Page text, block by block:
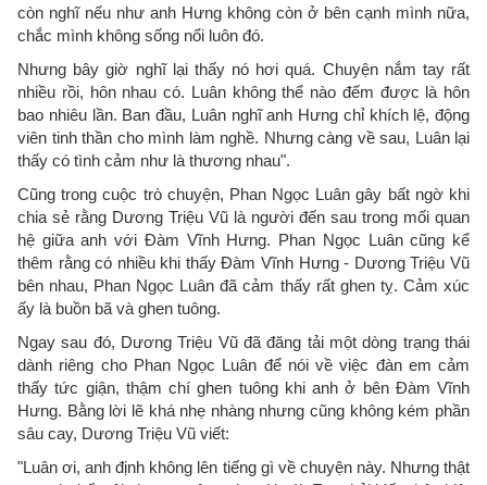
còn nghĩ nếu như anh Hưng không còn ở bên cạnh mình nữa,
chắc mình không sống nổi luôn đó.
Nhưng bây giờ nghĩ lại thấy nó hơi quá. Chuyện nắm tay rất
nhiều rồi, hôn nhau có. Luân không thể nào đếm được là hôn
bao nhiêu lần. Ban đầu, Luân nghĩ anh Hưng chỉ khích lệ, động
viên tinh thần cho mình làm nghề. Nhưng càng về sau, Luân lại
thấy có tình cảm như là thương nhau".
Cũng trong cuộc trò chuyện, Phan Ngọc Luân gây bất ngờ khi
chia sẻ rằng Dương Triệu Vũ là người đến sau trong mối quan
hệ giữa anh với Đàm Vĩnh Hưng. Phan Ngọc Luân cũng kể
thêm rằng có nhiều khi thấy Đàm Vĩnh Hưng - Dương Triệu Vũ
bên nhau, Phan Ngọc Luân đã cảm thấy rất ghen tỵ. Cảm xúc
ấy là buồn bã và ghen tuông.
Ngay sau đó, Dương Triệu Vũ đã đăng tải một dòng trạng thái
dành riêng cho Phan Ngọc Luân để nói về việc đàn em cảm
thấy tức giận, thậm chí ghen tuông khi anh ở bên Đàm Vĩnh
Hưng. Bằng lời lẽ khá nhẹ nhàng nhưng cũng không kém phần
sâu cay, Dương Triệu Vũ viết:
"Luân ơi, anh định không lên tiếng gì về chuyện này. Nhưng thật